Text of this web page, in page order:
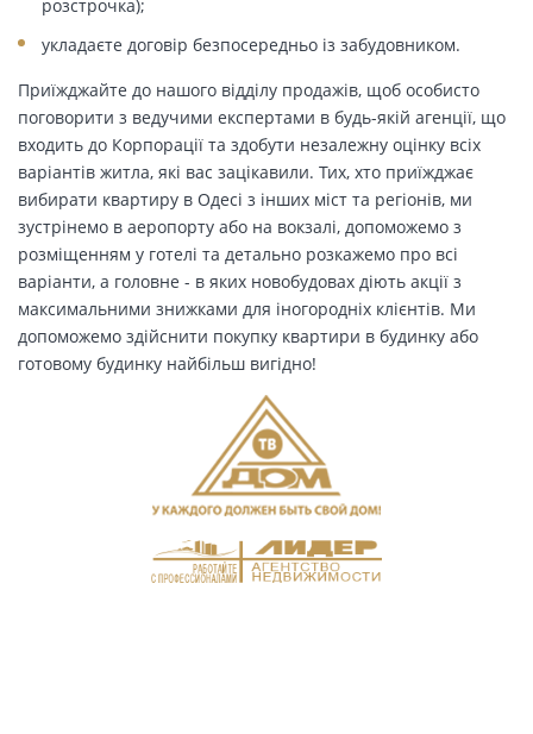
розстрочка);
укладаєте договір безпосередньо із забудовником.
Приїжджайте до нашого відділу продажів, щоб особисто
поговорити з ведучими експертами в будь-якій агенції, що
входить до Корпорації та здобути незалежну оцінку всіх
варіантів житла, які вас зацікавили. Тих, хто приїжджає
вибирати квартиру в Одесі з інших міст та регіонів, ми
зустрінемо в аеропорту або на вокзалі, допоможемо з
розміщенням у готелі та детально розкажемо про всі
варіанти, а головне - в яких новобудовах діють акції з
максимальними знижками для іногородніх клієнтів. Ми
допоможемо здійснити покупку квартири в будинку або
готовому будинку найбільш вигідно!